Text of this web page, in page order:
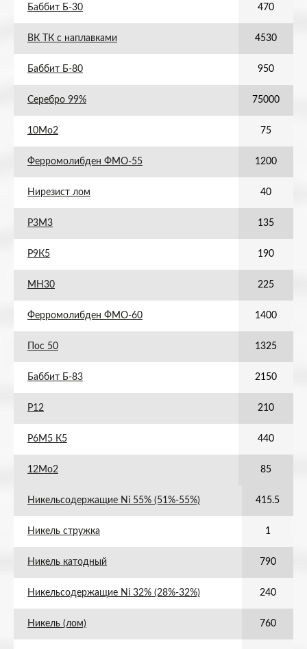
Баббит Б-30 470
ВК ТК с наплавками 4530
Баббит Б-80 950
Серебро 99% 75000
10Мо2 75
Ферромолибден ФМО-55 1200
Нирезист лом 40
Р3М3 135
Р9К5 190
МН30 225
Ферромолибден ФМО-60 1400
Пос 50 1325
Баббит Б-83 2150
Р12 210
Р6М5 К5 440
12Мо2 85
Никельсодержащие Ni 55% (51%-55%) 415.5
Никель стружка 1
Никель катодный 790
Никельсодержащие Ni 32% (28%-32%) 240
Никель (лом) 760